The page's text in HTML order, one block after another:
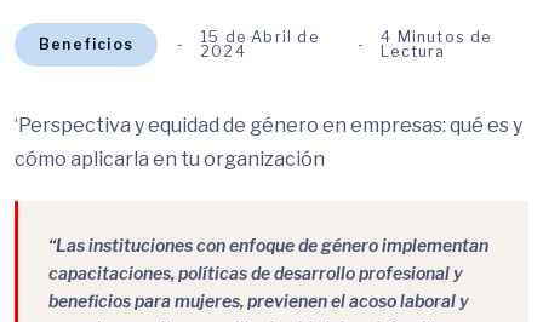
Beneficios
15 de Abril de
2024
4 Minutos de
Lectura
‘Perspectiva y equidad de género en empresas: qué es y
cómo aplicarla en tu organización
“Las instituciones con enfoque de género implementan
capacitaciones, políticas de desarrollo profesional y
beneficios para mujeres, previenen el acoso laboral y